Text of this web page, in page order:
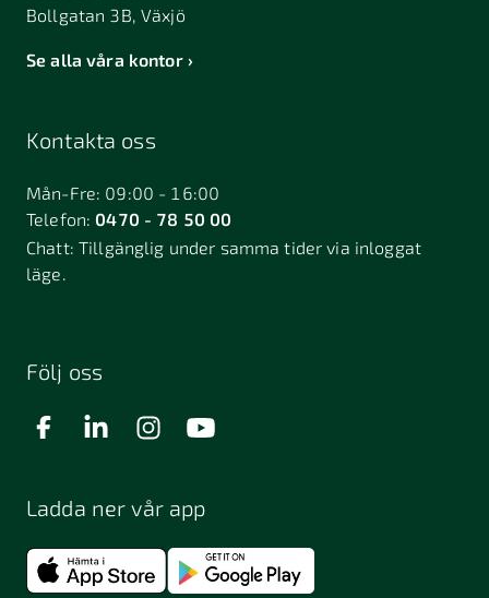
Bollgatan 3B, Växjö
Se alla våra kontor
Kontakta oss
Mån-Fre: 09:00 - 16:00
Telefon:0470 - 78 50 00
Chatt:Tillgänglig under samma tider via inloggat
läge.
Följ oss
Ladda ner vår app